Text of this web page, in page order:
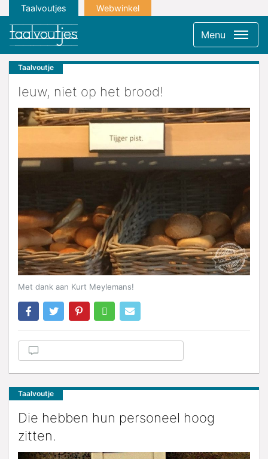
Taalvoutjes Webwinkel
Menu
Taalvoutje
Ieuw, niet op het brood!
Met dank aan Kurt Meylemans!
Taalvoutje
Die hebben hun personeel hoog
zitten.